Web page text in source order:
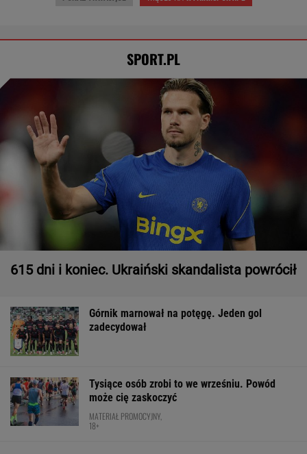
SPORT.PL
615 dni i koniec. Ukraiński skandalista powrócił
Górnik marnował na potęgę. Jeden gol
zadecydował
Tysiące osób zrobi to we wrześniu. Powód
może cię zaskoczyć
MATERIAŁ PROMOCYJNY,
18+